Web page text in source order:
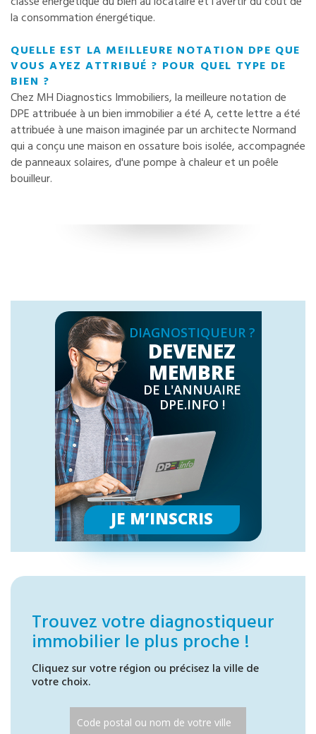
la consommation énergétique.
QUELLE EST LA MEILLEURE NOTATION DPE QUE
VOUS AYEZ ATTRIBUÉ ? POUR QUEL TYPE DE
BIEN ?
Chez MH Diagnostics Immobiliers, la meilleure notation de
DPE attribuée à un bien immobilier a été A, cette lettre a été
attribuée à une maison imaginée par un architecte Normand
qui a conçu une maison en ossature bois isolée, accompagnée
de panneaux solaires, d'une pompe à chaleur et un poêle
bouilleur.
DIAGNOSTIQUEUR ?
DEVENEZ
MEMBRE
DE L'ANNUAIRE
DPE.INFO !
JE M’INSCRIS
Trouvez votre diagnostiqueur
immobilier le plus proche !
Cliquez sur votre région ou précisez la ville de
votre choix.